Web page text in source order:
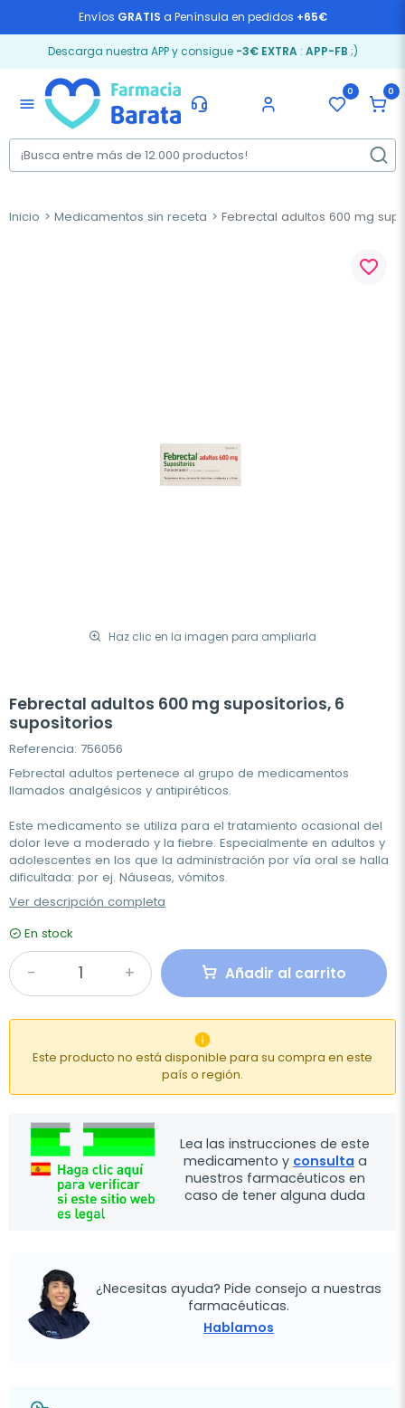
Envíos GRATIS a Península en pedidos +65€
Descarga nuestra APP y consigue -3€ EXTRA: APP-FB ;)
menu
0 0
Inicio Medicamentos sin receta Febrectal adultos 600 mg
Haz clic en la imagen para ampliarla
favorite_border
Febrectal adultos 600 mg supositorios, 6
supositorios
Referencia: 756056
Febrectal adultos pertenece al grupo de medicamentos
llamados analgésicos y antipiréticos.
Este medicamento se utiliza para el tratamiento ocasional del
dolor leve a moderado y la fiebre. Especialmente en adultos y
adolescentes en los que la administración por vía oral se halla
dificultada: por ej. Náuseas, vómitos.
Ver descripción completa
En stock
Añadir al carrito

Este producto no está disponible para su compra en este
país o región.
Lea las instrucciones de este
medicamento y consulta a
nuestros farmacéuticos en
caso de tener alguna duda
¿Necesitas ayuda? Pide consejo a nuestras
farmacéuticas.
Hablamos